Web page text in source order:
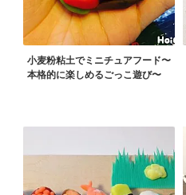
小麦粉粘土でミニチュアフード〜
本格的に楽しめるごっこ遊び〜